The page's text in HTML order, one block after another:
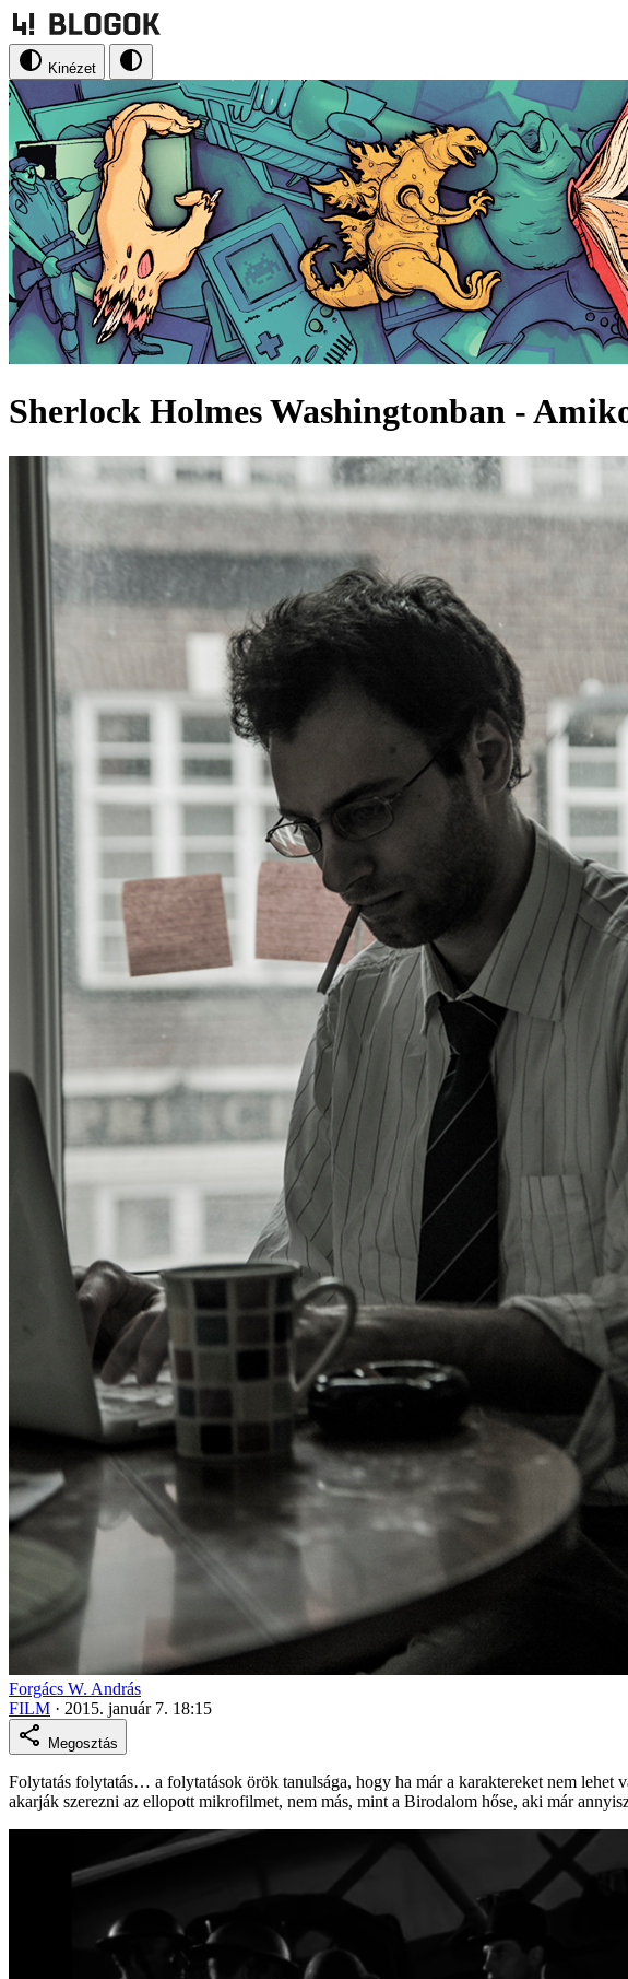
Kinézet
Sherlock Holmes Washingtonban -
Forgács W. András
FILM · 2015. január 7. 18:15
Megosztás
Folytatás folytatás… a folytatások örök tanulsága, hogy ha már a karaktereket nem lehet
akarják szerezni az ellopott mikrofilmet, nem más, mint a Birodalom hőse, aki már